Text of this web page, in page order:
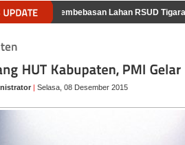
Pada Pembebasan Lahan RSUD
| Selasa, 08 Desember 2015